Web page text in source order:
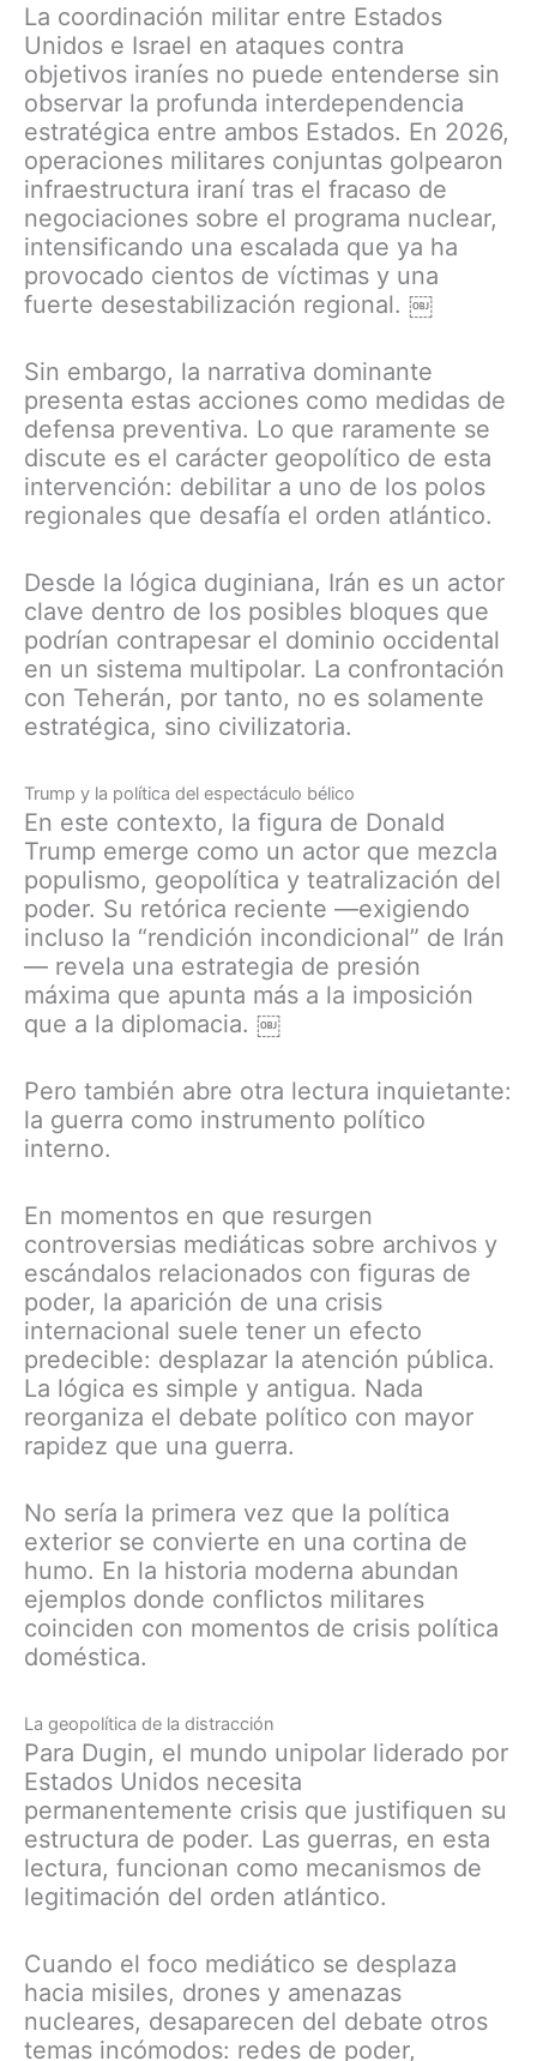
La coordinación militar entre Estados
Unidos e Israel en ataques contra
objetivos iraníes no puede entenderse sin
observar la profunda interdependencia
estratégica entre ambos Estados. En 2026,
operaciones militares conjuntas golpearon
infraestructura iraní tras el fracaso de
negociaciones sobre el programa nuclear,
intensificando una escalada que ya ha
provocado cientos de víctimas y una
fuerte desestabilización regional. ￼
Sin embargo, la narrativa dominante
presenta estas acciones como medidas de
defensa preventiva. Lo que raramente se
discute es el carácter geopolítico de esta
intervención: debilitar a uno de los polos
regionales que desafía el orden atlántico.
Desde la lógica duginiana, Irán es un actor
clave dentro de los posibles bloques que
podrían contrapesar el dominio occidental
en un sistema multipolar. La confrontación
con Teherán, por tanto, no es solamente
estratégica, sino civilizatoria.
Trump y la política del espectáculo bélico
En este contexto, la figura de Donald
Trump emerge como un actor que mezcla
populismo, geopolítica y teatralización del
poder. Su retórica reciente —exigiendo
incluso la “rendición incondicional” de Irán
— revela una estrategia de presión
máxima que apunta más a la imposición
que a la diplomacia. ￼
Pero también abre otra lectura inquietante:
la guerra como instrumento político
interno.
En momentos en que resurgen
controversias mediáticas sobre archivos y
escándalos relacionados con figuras de
poder, la aparición de una crisis
internacional suele tener un efecto
predecible: desplazar la atención pública.
La lógica es simple y antigua. Nada
reorganiza el debate político con mayor
rapidez que una guerra.
No sería la primera vez que la política
exterior se convierte en una cortina de
humo. En la historia moderna abundan
ejemplos donde conflictos militares
coinciden con momentos de crisis política
doméstica.
La geopolítica de la distracción
Para Dugin, el mundo unipolar liderado por
Estados Unidos necesita
permanentemente crisis que justifiquen su
estructura de poder. Las guerras, en esta
lectura, funcionan como mecanismos de
legitimación del orden atlántico.
Cuando el foco mediático se desplaza
hacia misiles, drones y amenazas
nucleares, desaparecen del debate otros
temas incómodos: redes de poder,